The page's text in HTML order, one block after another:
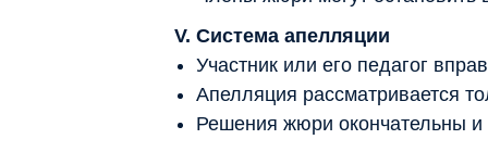
V. Система апелляции
Участник или его педагог
Апелляция рассматривается
Решения жюри окончательны и